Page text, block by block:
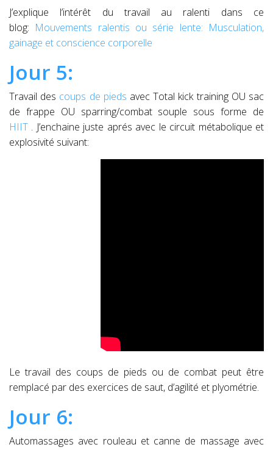
J’explique l’intérêt du travail au ralenti dans ce
blog: Mouvements ralentis ou série lente: Musculation,
gainage et conscience corporelle
Jour 5:
Travail des coups de pieds avec Total kick training OU sac
de frappe OU sparring/combat souple sous forme de
HIIT . J’enchaine juste aprés avec le circuit métabolique et
explosivité suivant:
Le travail des coups de pieds ou de combat peut être
remplacé par des exercices de saut, d’agilité et plyométrie.
Jour 6:
Automassages avec rouleau et canne de massage avec